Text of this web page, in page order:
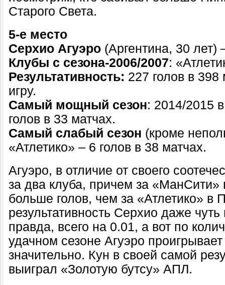
Старого Света.
5-е место
Серхио Агуэро (Аргентина, 30 лет)
Клубы с сезона-2006/2007:
Результативность: 227 голов в 398
игру.
Самый мощный сезон: 2014/2015
голов в 33 матчах.
Самый слабый сезон (кроме
«Атлетико» – 6 голов в 38 матчах.
Агуэро, в отличие от своего
за два клуба, причем за
больше голов, чем за «Атлетико» в
результативность Серхио даже
правда, всего на 0.01, а вот по
удачном сезоне Агуэро проигрывает
значительно. Кун в своей самой
выиграл «Золотую бутсу» АПЛ.